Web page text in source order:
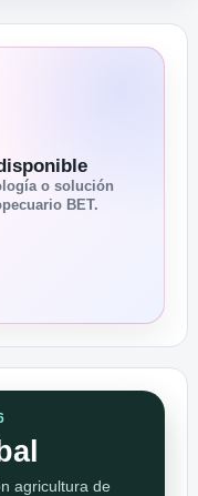
o solución
BET.
agricultura de